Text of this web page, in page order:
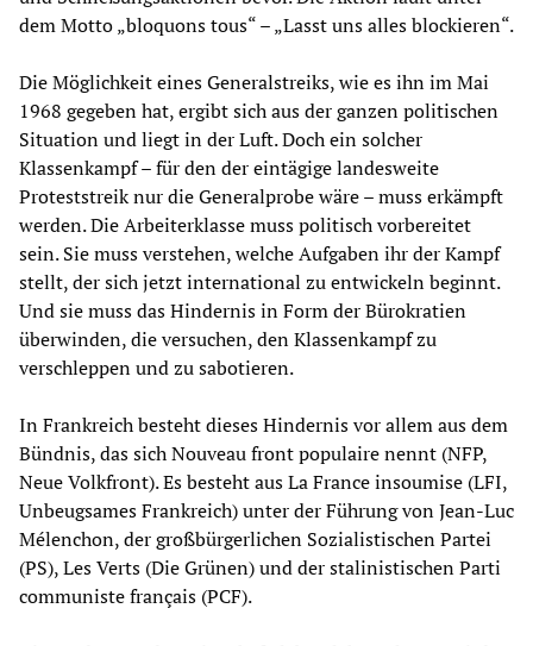
dem Motto „bloquons tous“ – „Lasst uns alles blockieren“.
Die Möglichkeit eines Generalstreiks, wie es ihn im Mai
1968 gegeben hat, ergibt sich aus der ganzen politischen
Situation und liegt in der Luft. Doch ein solcher
Klassenkampf – für den der eintägige landesweite
Proteststreik nur die Generalprobe wäre – muss erkämpft
werden. Die Arbeiterklasse muss politisch vorbereitet
sein. Sie muss verstehen, welche Aufgaben ihr der Kampf
stellt, der sich jetzt international zu entwickeln beginnt.
Und sie muss das Hindernis in Form der Bürokratien
überwinden, die versuchen, den Klassenkampf zu
verschleppen und zu sabotieren.
In Frankreich besteht dieses Hindernis vor allem aus dem
Bündnis, das sich Nouveau front populaire nennt (NFP,
Neue Volkfront). Es besteht aus La France insoumise (LFI,
Unbeugsames Frankreich) unter der Führung von Jean-Luc
Mélenchon, der großbürgerlichen Sozialistischen Partei
(PS), Les Verts (Die Grünen) und der stalinistischen Parti
communiste français (PCF).